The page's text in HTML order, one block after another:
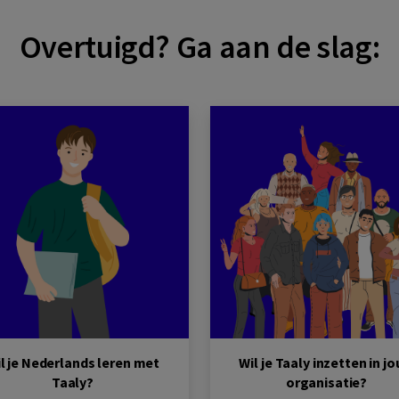
Overtuigd? Ga aan de slag:
je Nederlands leren met
Taaly?
Wil je Taaly inzetten in
organisatie?